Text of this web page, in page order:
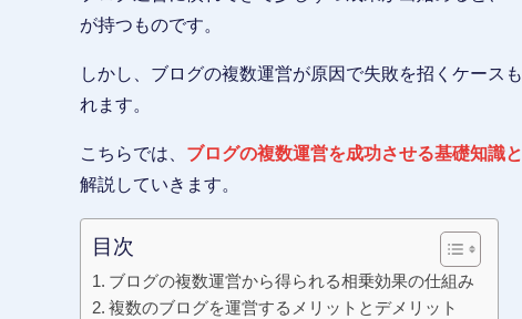
が持つものです。
しかし、ブログの複数運営が原因で失敗を招くケース
れます。
こちらでは、 ブログの複数運営を成功させる基礎知識
解説していきます。
目次
ブログの複数運営から得られる相乗効果の仕組み
複数のブログを運営するメリットとデメリット